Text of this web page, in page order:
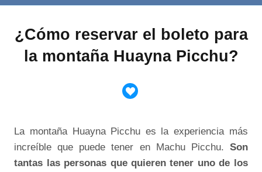
¿Cómo reservar el boleto para
la montaña Huayna Picchu?
La montaña Huayna Picchu es la experiencia más
increíble que puede tener en Machu Picchu. Son
tantas las personas que quieren tener uno de los